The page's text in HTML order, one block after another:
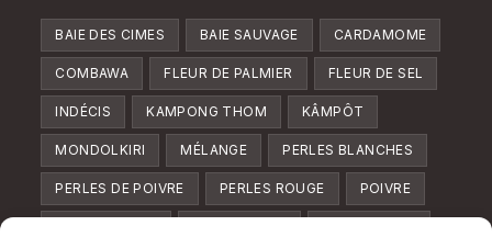
BAIE DES CIMES BAIE SAUVAGE CARDAMOME
COMBAWA FLEUR DE PALMIER FLEUR DE SEL
INDÉCIS KAMPONG THOM KÂMPÔT
MONDOLKIRI MÉLANGE PERLES BLANCHES
PERLES DE POIVRE PERLES ROUGE POIVRE